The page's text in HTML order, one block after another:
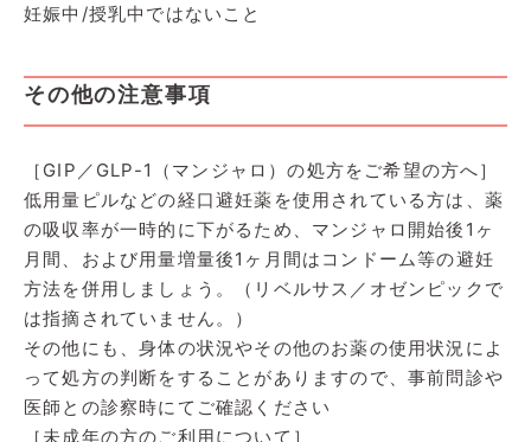
妊娠中/授乳中ではないこと
その他の注意事項
［GIP／GLP-1（マンジャロ）の処方をご希望の方へ］
低用量ピルなどの経口避妊薬を使用されている方は、薬
の吸収率が一時的に下がるため、マンジャロ開始後1ヶ
月間、および用量増量後1ヶ月間はコンドーム等の避妊
方法を併用しましょう。（リベルサス／オゼンピックで
は指摘されていません。）
その他にも、身体の状況やその他のお薬の使用状況によ
って処方の判断をすることがありますので、事前問診や
医師との診察時にてご確認ください
［未成年の方のご利用について］